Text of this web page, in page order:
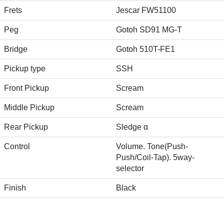
Frets Jescar FW51100
Peg Gotoh SD91 MG-T
Bridge Gotoh 510T-FE1
Pickup type SSH
Front Pickup Scream
Middle Pickup Scream
Rear Pickup Sledge α
Control
Volume. Tone(Push-
Push/Coil-Tap). 5way-
selector
Finish Black